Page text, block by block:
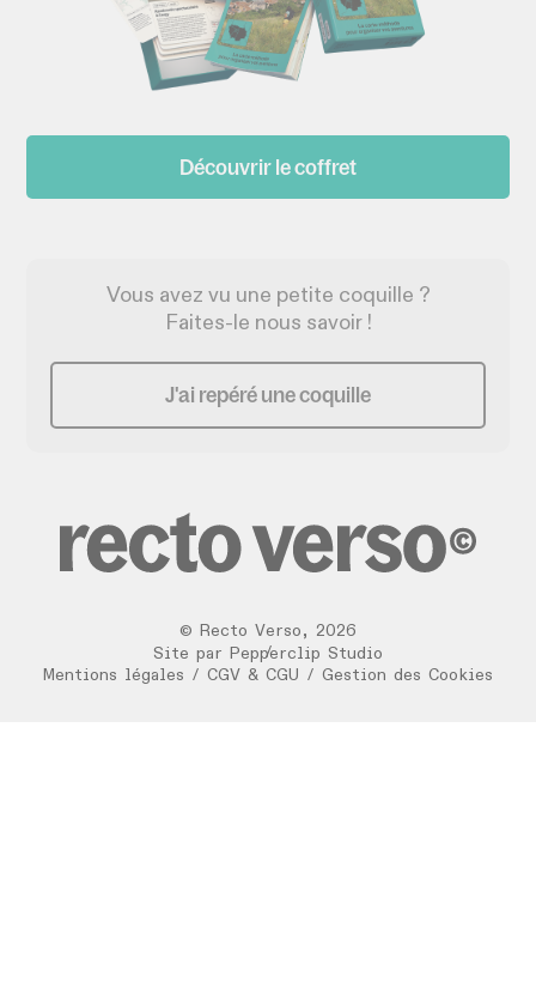
Découvrir le coffret
Vous avez vu une petite coquille ?
Faites-le nous savoir !
J'ai repéré une coquille
© Recto Verso , 2026
/
Site par
Pepperclip Studio
Mentions légales / CGV & CGU / Gestion des Cookies